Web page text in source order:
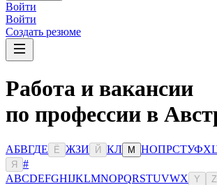
Войти
Войти
Создать резюме
Работа и вакансии
по профессии в
АБВГДЕ Ё ЖЗИ Й КЛ М НОПРСТУФХ
Я
#
ABCDEFGHIJKLMNOPQRSTUVWX Y Z